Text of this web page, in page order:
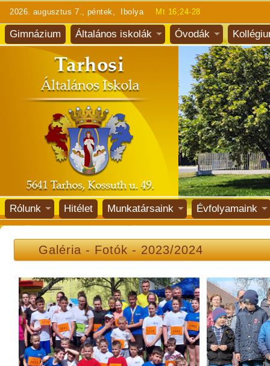
2026. augusztus 7., péntek, Ibolya Mt 16;24-28
Gimnázium Általános iskolák Óvodák
Rólunk Hitélet Munkatársaink Évfolyamaink
Galéria-Fotók-2023/2024